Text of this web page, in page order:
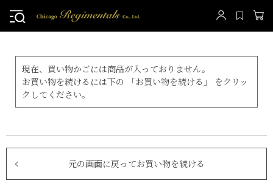
現在、買い物かごには商品が入っておりません。
お買い物を続けるには下の 「お買い物を続ける」 をクリッ
クしてください。
元の画面に戻ってお買い物を続ける